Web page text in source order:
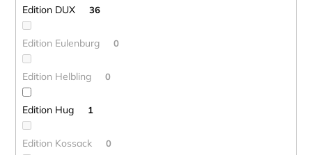
Edition DUX 36
Edition Eulenburg 0
Edition Helbling 0
Edition Hug 1
Edition Kossack 0